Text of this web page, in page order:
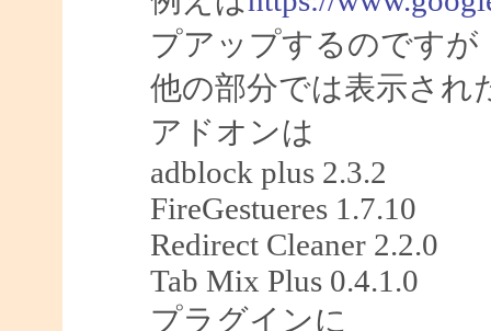
プアップするのですが
他の部分では表示され
アドオンは
adblock plus 2.3.2
FireGestueres 1.7.10
Redirect Cleaner 2.2.0
Tab Mix Plus 0.4.1.0
プラグインに